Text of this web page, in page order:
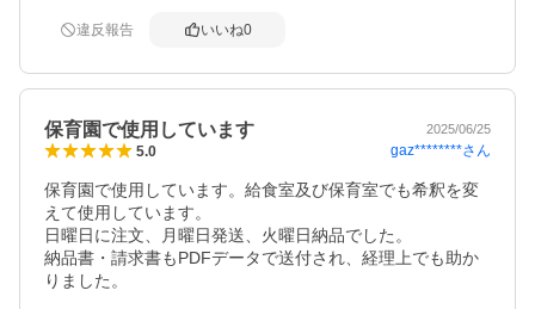
違反報告 いいね0
保育園で使用しています 2025/06/25
5.0 gaz********さん
保育園で使用しています。給食室及び保育室でも希釈を変
えて使用しています。
日曜日に注文、月曜日発送、火曜日納品でした。
納品書・請求書もPDFデータで送付され、経理上でも助か
りました。